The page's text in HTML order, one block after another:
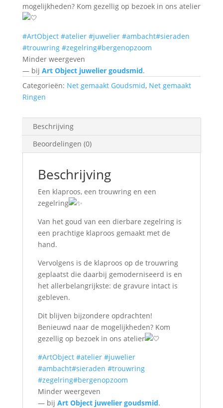
mogelijkheden? Kom gezellig op bezoek in ons atelier
#ArtObject #atelier #juwelier #ambacht#sieraden
#trouwring #zegelring#bergenopzoom
Minder weergeven
— bij Art Object juwelier goudsmid.
Categorieën: Net gemaakt Goudsmid, Net gemaakt
Ringen
Beschrijving
Beoordelingen (0)
Beschrijving
Een klaproos, een trouwring en een
zegelring
Van het goud van een dierbare zegelring is
een prachtige klaproos gemaakt met de
hand.
Vervolgens is de klaproos op de trouwring
geplaatst die daarbij gemoderniseerd is en
het allerbelangrijkste: de gravure intact is
gebleven.
Dit blijven bijzondere opdrachten!
Benieuwd naar de mogelijkheden? Kom
gezellig op bezoek in ons atelier
#ArtObject #atelier #juwelier
#ambacht#sieraden #trouwring
#zegelring#bergenopzoom
Minder weergeven
— bij Art Object juwelier goudsmid.